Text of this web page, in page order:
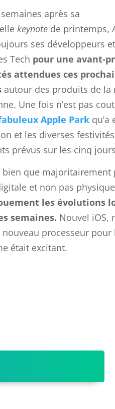
après sa
keynotede printemps,
ses développeurs
Tech pour une avant-
attendues ces
autour des produits de la
Une fois n’est pas
Apple Parkqu’a
et les diverses
prévus sur les cinq
bien que majoritairement
et non pas
les évolutions
semaines. Nouvel iOS,
nouveau processeur pour
était excitant.